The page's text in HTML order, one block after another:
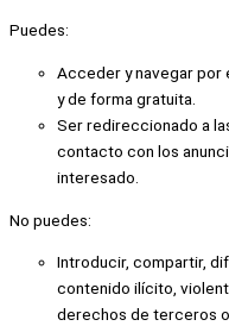
Puedes:
Acceder y navegar por
y de forma gratuita.
Ser redireccionado a
contacto con los
interesado.
No puedes:
Introducir, compartir,
contenido ilícito,
derechos de terceros